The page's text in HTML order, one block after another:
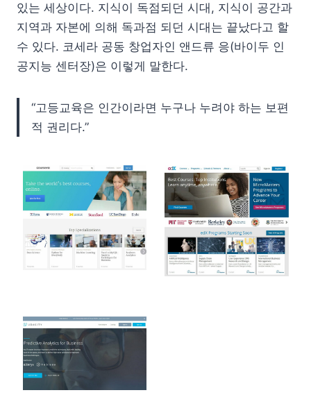
있는 세상이다. 지식이 독점되던 시대, 지식이 공간과
지역과 자본에 의해 독과점 되던 시대는 끝났다고 할
수 있다. 코세라 공동 창업자인 앤드류 응(바이두 인
공지능 센터장)은 이렇게 말한다.
“고등교육은 인간이라면 누구나 누려야 하는 보편
적 권리다.”